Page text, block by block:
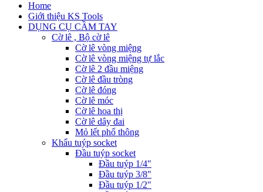
Home
Giới thiệu KS Tools
DỤNG CỤ CẦM TAY
Cờ lê , Bộ cờ lê
Cờ lê vòng miệng
Cờ lê vòng miệng tự lắc
Cờ lê 2 đầu miệng
Cờ lê đầu tròng
Cờ lê đóng
Cờ lê móc
Cờ lê hoa thị
Cờ lê dây đai
Mỏ lết phổ thông
Khẩu tuýp socket
Đầu tuýp socket
Đầu tuýp 1/4"
Đầu tuýp 3/8"
Đầu tuýp 1/2"